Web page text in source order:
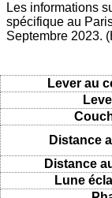
Les informations
spécifique au
Septembre 2023.
Lever au
Distance
Distance
Lune